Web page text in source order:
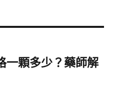
顆多少？藥師解